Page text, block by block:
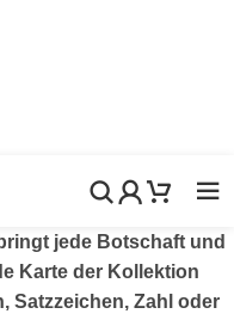
wir uns wenn du
unserer Rückkehr um
jede Botschaft und
Karte der Kollektion
Satzzeichen, Zahl oder